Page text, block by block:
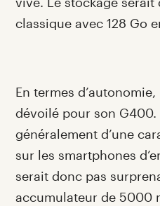
classique avec 128 Go
En termes
dévoilé pour son G400.
généralement d’une
sur les smartphones
serait donc pas
accumulateur de 5000